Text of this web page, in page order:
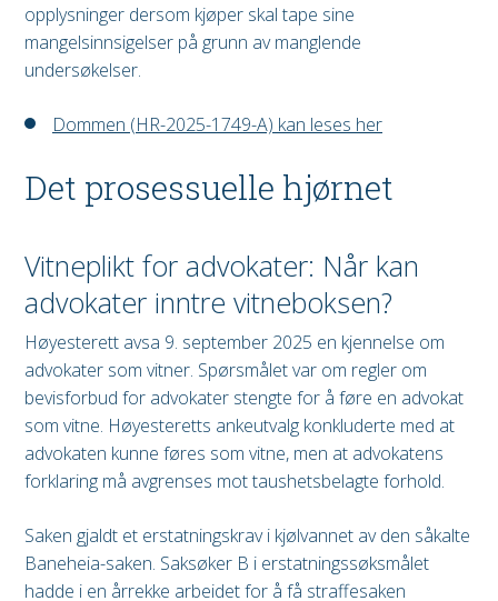
opplysninger dersom kjøper skal tape sine
mangelsinnsigelser på grunn av manglende
undersøkelser.
Dommen (HR-2025-1749-A) kan leses her
Det prosessuelle hjørnet
Vitneplikt for advokater: Når kan
advokater inntre vitneboksen?
Høyesterett avsa 9. september 2025 en kjennelse om
advokater som vitner. Spørsmålet var om regler om
bevisforbud for advokater stengte for å føre en advokat
som vitne. Høyesteretts ankeutvalg konkluderte med at
advokaten kunne føres som vitne, men at advokatens
forklaring må avgrenses mot taushetsbelagte forhold.
Saken gjaldt et erstatningskrav i kjølvannet av den såkalte
Baneheia-saken. Saksøker B i erstatningssøksmålet
hadde i en årrekke arbeidet for å få straffesaken